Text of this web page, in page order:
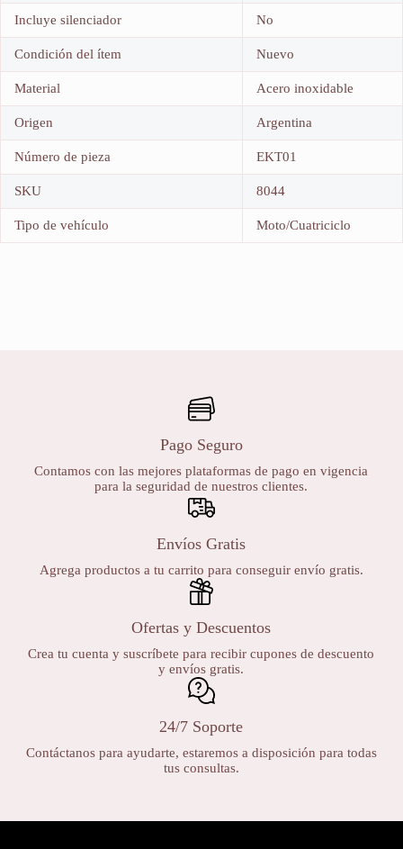
Incluye silenciador No
Condición del ítem Nuevo
Material Acero inoxidable
Origen Argentina
Número de pieza EKT01
SKU 8044
Tipo de vehículo Moto/Cuatriciclo
Pago Seguro
Contamos con las mejores plataformas de pago en vigencia
para la seguridad de nuestros clientes.
Envíos Gratis
Agrega productos a tu carrito para conseguir envío gratis.
Ofertas y Descuentos
Crea tu cuenta y suscríbete para recibir cupones de descuento
y envíos gratis.
24/7 Soporte
Contáctanos para ayudarte, estaremos a disposición para todas
tus consultas.